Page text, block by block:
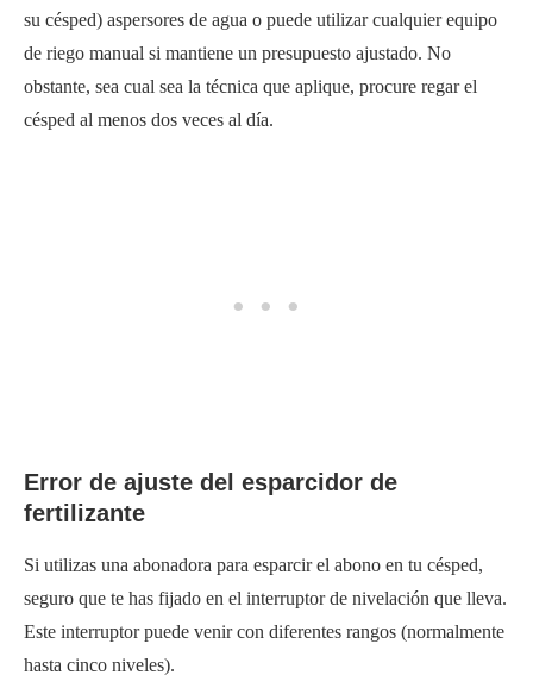
su césped) aspersores de agua o puede utilizar cualquier equipo
de riego manual si mantiene un presupuesto ajustado. No
obstante, sea cual sea la técnica que aplique, procure regar el
césped al menos dos veces al día.
Error de ajuste del esparcidor de
fertilizante
Si utilizas una abonadora para esparcir el abono en tu césped,
seguro que te has fijado en el interruptor de nivelación que lleva.
Este interruptor puede venir con diferentes rangos (normalmente
hasta cinco niveles).